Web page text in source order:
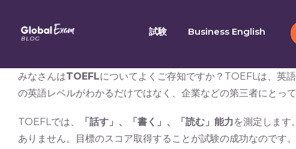
content
試験 Business English
みなさんはTOEFLについてよくご存知ですか？TOEFLは、英
の英語レベルがわかるだけではなく、企業などの第三者にとっ
TOEFLでは、 「話す」、「書く」、「読む」能力を測定します
ありません。目標のスコア取得することが試験の成功なのです